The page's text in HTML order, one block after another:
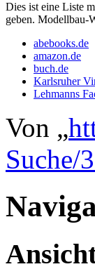
Dies ist eine Liste
geben. Modellbau-
abebooks.de
amazon.de
buch.de
Karlsruher
Lehmanns
Von „
Suche/